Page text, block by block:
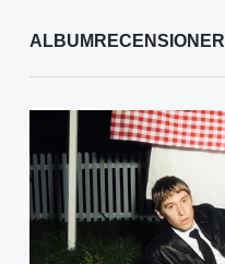
ALBUMRECENSIONER